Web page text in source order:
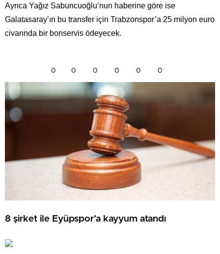
Ayrıca Yağız Sabuncuoğlu’nun haberine göre ise
Galatasaray’ın bu transfer için Trabzonspor’a 25 milyon euro
civarında bir bonservis ödeyecek.
0 0 0 0 0 0
8 şirket ile Eyüpspor’a kayyum atandı